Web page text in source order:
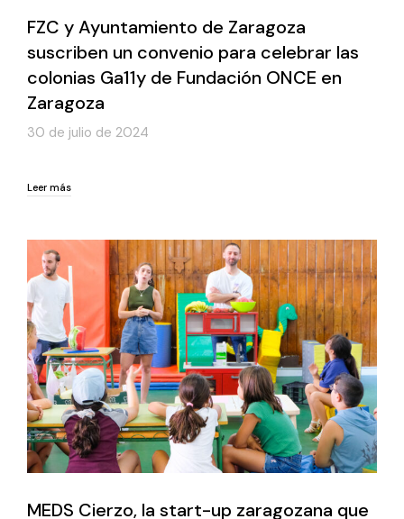
FZC y Ayuntamiento de Zaragoza
suscriben un convenio para celebrar las
colonias Ga11y de Fundación ONCE en
Zaragoza
30 de julio de 2024
Leer más
MEDS Cierzo, la start-up zaragozana que